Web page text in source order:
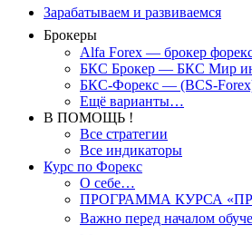
Зарабатываем и развиваемся
Брокеры
Alfa Forex — брокер
БКС Брокер — БКС Мир
БКС-Форекс — (BCS-
Ещё варианты…
В ПОМОЩЬ !
Все стратегии
Все индикаторы
Курс по Форекс
О себе…
ПРОГРАММА КУРСА
Важно перед началом